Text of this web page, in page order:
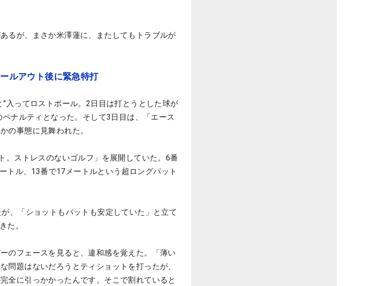
るが、まさか米澤蓮に、またしてもトラブルが
ルアウト後に緊急特打
入ってロストボール。2日目は打とうとした球が
ペナルティとなった。そして3日目は、「エース
の事態に見舞われた。
。ストレスのないゴルフ」を展開していた。6番
トル、13番で17メートルという超ロングパット
、「ショットもパットも安定していた」と立て
た。
のフェースを見ると、違和感を覚えた。「薄い
問題はないだろうとティショットを打ったが、
全に引っかかったんです。そこで割れていると